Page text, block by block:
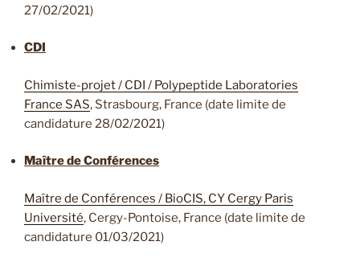
27/02/2021)
CDI
Chimiste-projet / CDI / Polypeptide Laboratories
France SAS, Strasbourg, France (date limite de
candidature 28/02/2021)
Maître de Conférences
Maître de Conférences / BioCIS, CY Cergy Paris
Université, Cergy-Pontoise, France (date limite de
candidature 01/03/2021)